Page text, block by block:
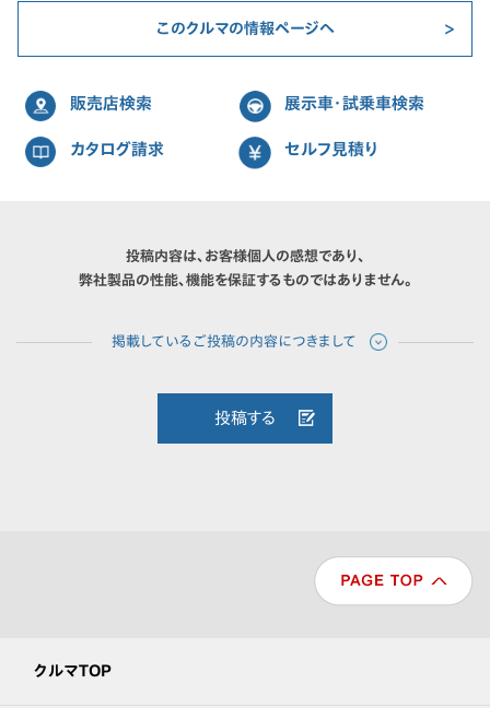
このクルマの情報ページへ
販売店検索 展示車・試乗車検索
カタログ請求 セルフ見積り
投稿内容は、お客様個人の感想であり、
弊社製品の性能、機能を保証するものではありません。
投稿する
クルマTOP